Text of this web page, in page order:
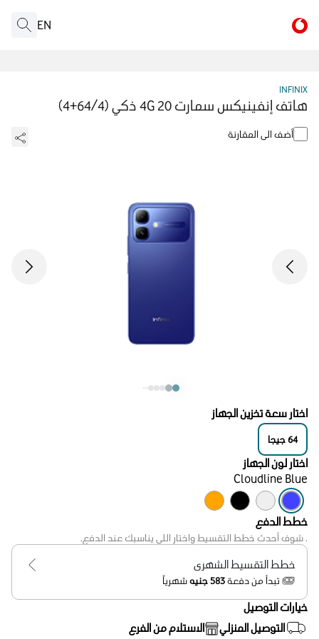
EN
INFINIX
هاتف إنفينيكس سمارت 20 4G ذكي (64/4+4)
أضف الى المقارنة
اختار سعة تخزين الجهاز
64جيجا
اختار لون الجهاز
Cloudline Blue
خطط الدفع
. شوف أحدث خطط التقسيط واختار اللي يناسبك عند الدفع.
خطط التقسيط الشهرى
تبدأ من دفعة583 جنيه شهرياً
خيارات التوصيل
التوصيل المنزلي
الاستلام من الفرع